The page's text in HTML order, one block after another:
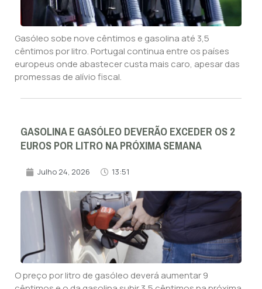
Gasóleo sobe nove cêntimos e gasolina até 3,5
cêntimos por litro. Portugal continua entre os países
europeus onde abastecer custa mais caro, apesar das
promessas de alívio fiscal.
GASOLINA E GASÓLEO DEVERÃO EXCEDER OS 2
EUROS POR LITRO NA PRÓXIMA SEMANA
Julho 24, 2026 13:51
O preço por litro de gasóleo deverá aumentar 9